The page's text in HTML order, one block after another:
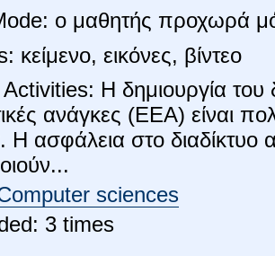
ο μαθητής προχωρά
κείμενο, εικόνες, βίντεο
Η δημιουργία του
ανάγκες (ΕΕΑ) είναι
Η ασφάλεια στο
sciences
3 times